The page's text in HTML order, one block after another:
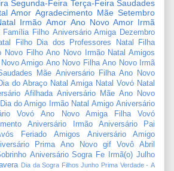
Segunda-Feira Terça-Feira Saudades
Amor Agradecimento Mãe Setembro
Irmão Amor Ano Novo Amor Irmã
Família Filho Aniversário Amiga Dezembro
Filho Dia dos Professores
Natal Filha
Novo Filho Ano Novo Irmão Natal Amigos
Amigo Ano Novo Filha Ano Novo Irmã
Mãe Aniversário Filha Ano Novo
do Abraço Natal Amiga Natal Vovó Natal
Afilhada Aniversário Mãe Ano Novo
Dia do Amigo Irmão Natal Amigo Aniversário
Vovó Ano Novo Amiga Filha
Vovó
Aniversário Irmão
Aniversário Pai
Feriado Amigos
Aniversário Amigo
Prima Ano Novo gif Vovô
Abril
Aniversário Sogra Fe Irmã(o) Julho
Dia da Sogra Filhos Junho Prima Verdade - A